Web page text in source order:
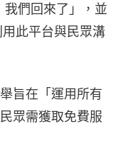
們回來了」，並
此平台與民眾溝
旨在「運用所有
眾需獲取免費服